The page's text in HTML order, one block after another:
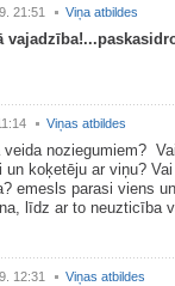
21:51 Viņa atbildes
Viņas atbildes
veida noziegumiem?
koķetēju ar viņu?
emesls parasi viens
līdz ar to neuzticība
12:31 Viņas atbildes